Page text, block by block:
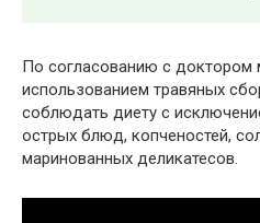
По согласованию с доктором
использованием травяных
соблюдать диету с
острых блюд, копченостей,
маринованных деликатесов.